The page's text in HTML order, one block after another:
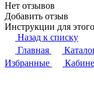
Нет отзывов
Добавить отзыв
Инструкции для
Назад к списку
Главная
Избранные